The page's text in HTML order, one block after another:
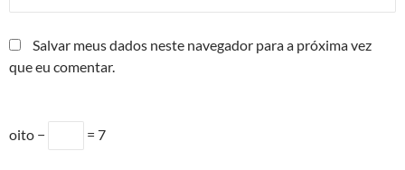
Salvar meus dados neste navegador para a próxima vez
que eu comentar.
oito − = 7